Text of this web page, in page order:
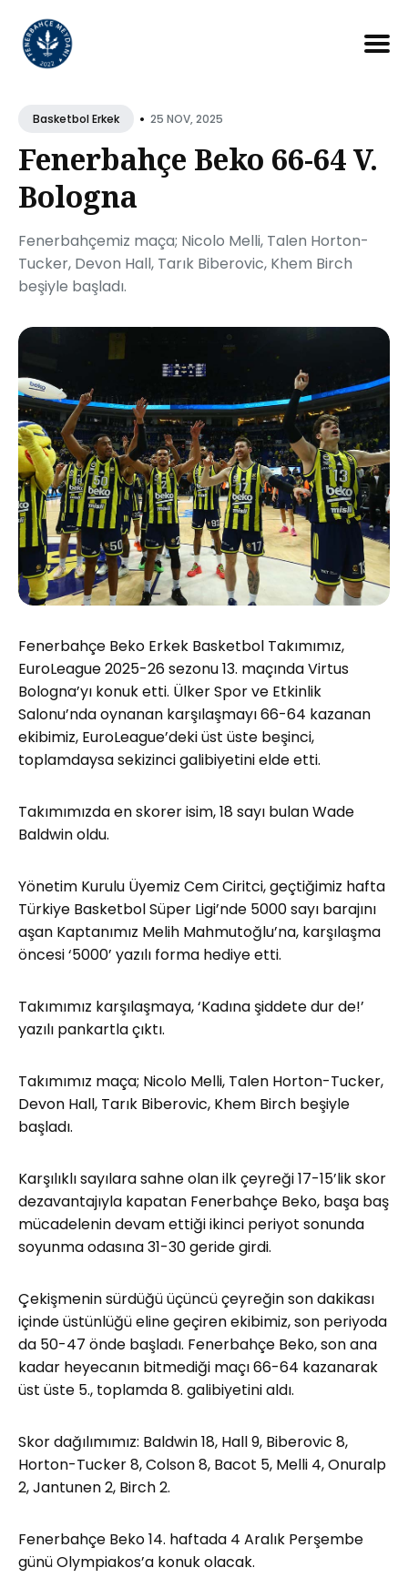
Blog
Basketbol Erkek • 25 NOV, 2025
Fenerbahçe Beko 66-64 V.
Bologna
Fenerbahçemiz maça; Nicolo Melli, Talen Horton-
Tucker, Devon Hall, Tarık Biberovic, Khem Birch
beşiyle başladı.
Fenerbahçe Beko Erkek Basketbol Takımımız,
EuroLeague 2025-26 sezonu 13. maçında Virtus
Bologna’yı konuk etti. Ülker Spor ve Etkinlik
Salonu’nda oynanan karşılaşmayı 66-64 kazanan
ekibimiz, EuroLeague’deki üst üste beşinci,
toplamdaysa sekizinci galibiyetini elde etti.
Takımımızda en skorer isim, 18 sayı bulan Wade
Baldwin oldu.
Yönetim Kurulu Üyemiz Cem Ciritci, geçtiğimiz hafta
Türkiye Basketbol Süper Ligi’nde 5000 sayı barajını
aşan Kaptanımız Melih Mahmutoğlu’na, karşılaşma
öncesi ‘5000’ yazılı forma hediye etti.
Takımımız karşılaşmaya, ‘Kadına şiddete dur de!’
yazılı pankartla çıktı.
Takımımız maça; Nicolo Melli, Talen Horton-Tucker,
Devon Hall, Tarık Biberovic, Khem Birch beşiyle
başladı.
Karşılıklı sayılara sahne olan ilk çeyreği 17-15’lik skor
dezavantajıyla kapatan Fenerbahçe Beko, başa baş
mücadelenin devam ettiği ikinci periyot sonunda
soyunma odasına 31-30 geride girdi.
Çekişmenin sürdüğü üçüncü çeyreğin son dakikası
içinde üstünlüğü eline geçiren ekibimiz, son periyoda
da 50-47 önde başladı. Fenerbahçe Beko, son ana
kadar heyecanın bitmediği maçı 66-64 kazanarak
üst üste 5., toplamda 8. galibiyetini aldı.
Skor dağılımımız: Baldwin 18, Hall 9, Biberovic 8,
Horton-Tucker 8, Colson 8, Bacot 5, Melli 4, Onuralp
2, Jantunen 2, Birch 2.
Fenerbahçe Beko 14. haftada 4 Aralık Perşembe
günü Olympiakos’a konuk olacak.